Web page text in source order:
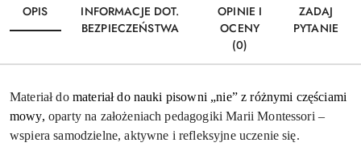
OPIS
INFORMACJE DOT.
BEZPIECZEŃSTWA
OPINIE I
OCENY
(0)
ZADAJ
PYTANIE
Materiał do materiał do nauki pisowni „nie” z różnymi częściami
mowy, oparty na założeniach pedagogiki Marii Montessori –
wspiera samodzielne, aktywne i refleksyjne uczenie się.